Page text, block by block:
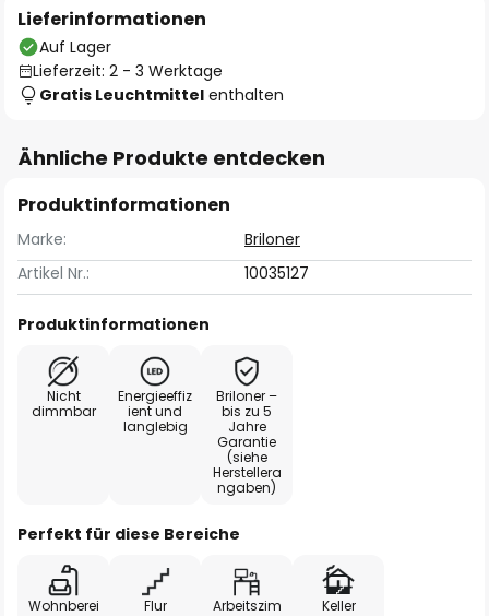
Lieferinformationen
Auf Lager
Lieferzeit: 2 - 3 Werktage
Gratis Leuchtmittel enthalten
Ähnliche Produkte entdecken
Produktinformationen
Marke:
Briloner
Artikel Nr.:
10035127
Produktinformationen
Nicht
dimmbar
Energieeffiz
ient und
langlebig
Briloner –
bis zu 5
Jahre
Garantie
(siehe
Herstellera
ngaben)
Perfekt für diese Bereiche
Wohnberei
Flur
Arbeitszim
Keller